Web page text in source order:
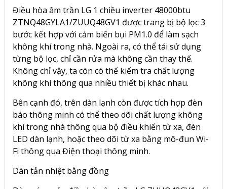
Điều hòa âm trần LG 1 chiều inverter 48000btu
ZTNQ48GYLA1/ZUUQ48GV1 được trang bị bộ lọc 3
bước kết hợp với cảm biến bụi PM1.0 để làm sạch
không khí trong nhà. Ngoài ra, có thể tái sử dụng
từng bộ lọc, chỉ cần rửa mà không cần thay thế.
Không chỉ vậy, ta còn có thể kiểm tra chất lượng
không khí thông qua nhiều thiết bị khác nhau.
Bên cạnh đó, trên dàn lạnh còn được tích hợp đèn
báo thông minh có thể theo dõi chất lượng không
khí trong nhà thông qua bộ điều khiển từ xa, đèn
LED dàn lạnh, hoặc theo dõi từ xa bằng mô-đun Wi-
Fi thông qua Điện thoại thông minh.
Dàn tản nhiệt bằng đồng